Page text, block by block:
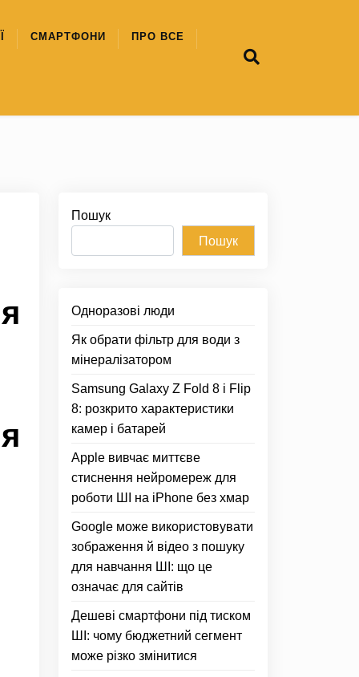
СМАРТФОНИ ПРО ВСЕ
Пошук
Пошук
Одноразові люди
Як обрати фільтр для води з
мінералізатором
Samsung Galaxy Z Fold 8 і Flip
8: розкрито характеристики
камер і батарей
Apple вивчає миттєве
стиснення нейромереж для
роботи ШІ на iPhone без хмар
Google може використовувати
зображення й відео з пошуку
для навчання ШІ: що це
означає для сайтів
Дешеві смартфони під тиском
ШІ: чому бюджетний сегмент
може різко змінитися